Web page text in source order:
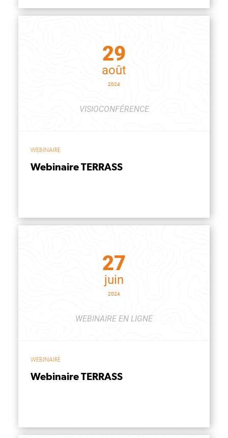
29
août
2024
VISIOCONFÉRENCE
WEBINAIRE
Webinaire TERRASS
27
juin
2024
WEBINAIRE EN LIGNE
WEBINAIRE
Webinaire TERRASS